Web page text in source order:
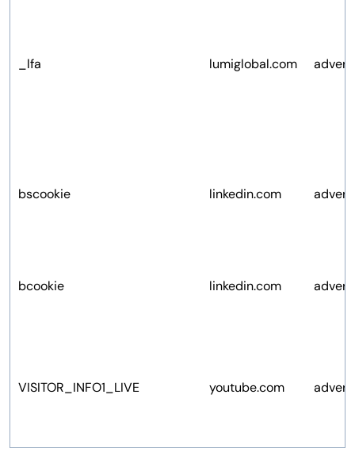
_lfa lumiglobal.com
bscookie linkedin.com
bcookie linkedin.com
VISITOR_INFO1_LIVE youtube.com